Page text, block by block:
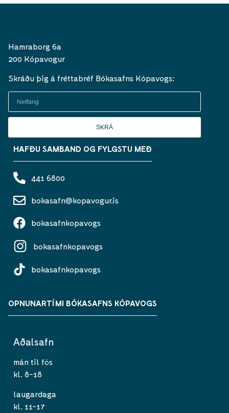
Hamraborg 6a
200 Kópavogur
Skráðu þig á fréttabréf Bókasafns Kópavogs:
SKRÁ
HAFÐU SAMBAND OG FYLGSTU MEÐ
441 6800
bokasafn@kopavogur.is
bokasafnkopavogs
bokasafnkopavogs
bokasafnkopavogs
OPNUNARTÍMI BÓKASAFNS KÓPAVOGS
Aðalsafn
mán til fös
kl. 8-18
laugardaga
kl. 11-17